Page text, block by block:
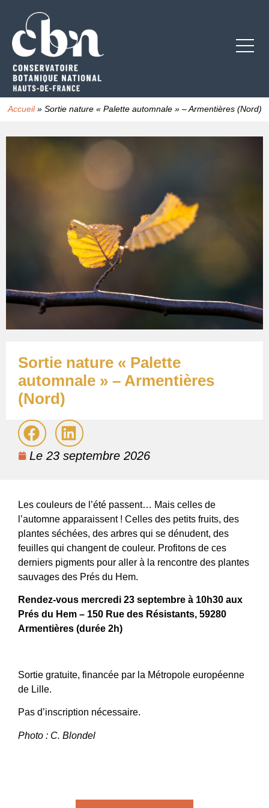
Accueil» Sortie nature « Palette automnale » – Armentières (Nord)
Sortie nature « Palette
automnale » – Armentières
(Nord)
Le 23 septembre 2026
Les couleurs de l’été passent… Mais celles de
l’automne apparaissent ! Celles des petits fruits, des
plantes séchées, des arbres qui se dénudent, des
feuilles qui changent de couleur. Profitons de ces
derniers pigments pour aller à la rencontre des plantes
sauvages des Prés du Hem.
Rendez-vous mercredi 23 septembre à 10h30 aux
Prés du Hem – 150 Rue des Résistants, 59280
Armentières (durée 2h)
Sortie gratuite, financée par la Métropole européenne
de Lille.
Pas d’inscription nécessaire.
Photo : C. Blondel